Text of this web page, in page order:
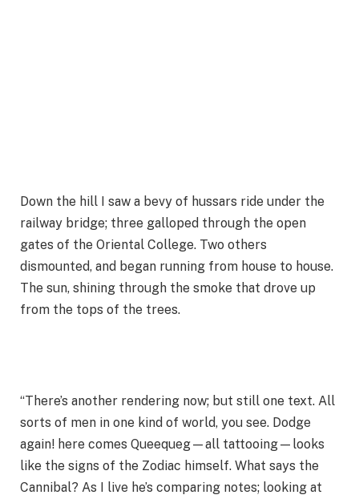
Down the hill I saw a bevy of hussars ride under the
railway bridge; three galloped through the open
gates of the Oriental College. Two others
dismounted, and began running from house to house.
The sun, shining through the smoke that drove up
from the tops of the trees.
“There’s another rendering now; but still one text. All
sorts of men in one kind of world, you see. Dodge
again! here comes Queequeg—all tattooing—looks
like the signs of the Zodiac himself. What says the
Cannibal? As I live he’s comparing notes; looking at